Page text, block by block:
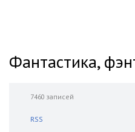
Фантастика,
7460 записей
RSS